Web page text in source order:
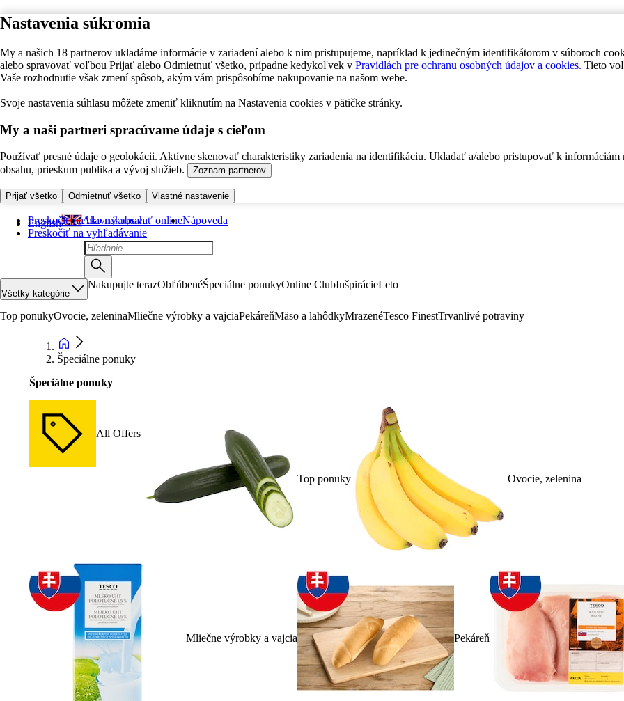
Nastavenia súkromia
My a našich 18 partnerov ukladáme informácie v zariadení alebo k nim pristupujeme, napríklad k jedinečným identifikátorom v súboroch
alebo spravovať voľbou Prijať alebo Odmietnuť všetko, prípadne kedykoľvek v Pravidlách pre ochranu osobných údajov a cookies. Tieto
Vaše rozhodnutie však zmení spôsob, akým vám prispôsobíme nakupovanie na našom webe.
Svoje nastavenia súhlasu môžete zmeniť kliknutím na Nastavenia cookies v pätičke stránky.
My a naši partneri spracúvame údaje s cieľom
Používať presné údaje o geolokácii. Aktívne skenovať charakteristiky zariadenia na identifikáciu. Ukladať a/alebo pristupovať k informáciám
obsahu, prieskum publika a vývoj služieb.
Zoznam partnerov
Prijať všetko Odmietnuť všetko Vlastné nastavenie
Preskočiť na hlavný obsah
Preskočiť na vyhľadávanie
English Ako nakupovať onlineNápoveda
Všetky kategórie
Nakupujte terazObľúbenéŠpeciálne ponukyOnline ClubInšpirácieLeto
Top ponukyOvocie, zeleninaMliečne výrobky a vajciaPekáreňMäso a lahôdkyMrazenéTesco FinestTrvanlivé potraviny
Špeciálne ponuky
Špeciálne ponuky
All Offers
Top ponuky Ovocie, zelenina
Mliečne výrobky a vajcia Pekáreň